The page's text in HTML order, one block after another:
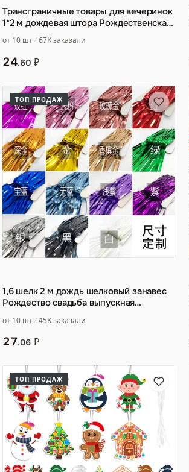
Трансграничные товары для вечеринок
1*2 м дождевая штора Рождественская
от 10 шт 67K заказали
24.60 ₽
ТОП ПРОДАЖ
1,6 шелк 2 м дождь шелковый занавес
Рождество свадьба выпускная
от 10 шт 45K заказали
27.06 ₽
ТОП ПРОДАЖ